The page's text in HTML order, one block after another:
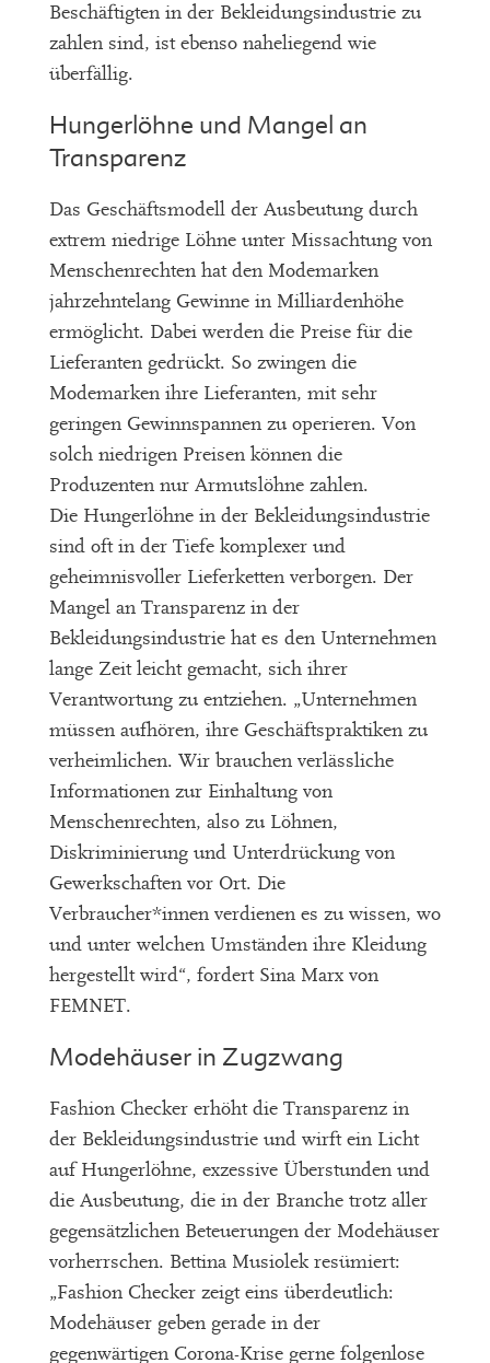
Beschäftigten in der Bekleidungsindustrie zu
zahlen sind, ist ebenso naheliegend wie
überfällig.
Hungerlöhne und Mangel an
Transparenz
Das Geschäftsmodell der Ausbeutung durch
extrem niedrige Löhne unter Missachtung von
Menschenrechten hat den Modemarken
jahrzehntelang Gewinne in Milliardenhöhe
ermöglicht. Dabei werden die Preise für die
Lieferanten gedrückt. So zwingen die
Modemarken ihre Lieferanten, mit sehr
geringen Gewinnspannen zu operieren. Von
solch niedrigen Preisen können die
Produzenten nur Armutslöhne zahlen.
Die Hungerlöhne in der Bekleidungsindustrie
sind oft in der Tiefe komplexer und
geheimnisvoller Lieferketten verborgen. Der
Mangel an Transparenz in der
Bekleidungsindustrie hat es den Unternehmen
lange Zeit leicht gemacht, sich ihrer
Verantwortung zu entziehen. „Unternehmen
müssen aufhören, ihre Geschäftspraktiken zu
verheimlichen. Wir brauchen verlässliche
Informationen zur Einhaltung von
Menschenrechten, also zu Löhnen,
Diskriminierung und Unterdrückung von
Gewerkschaften vor Ort. Die
Verbraucher*innen verdienen es zu wissen, wo
und unter welchen Umständen ihre Kleidung
hergestellt wird“, fordert Sina Marx von
FEMNET.
Modehäuser in Zugzwang
Fashion Checker erhöht die Transparenz in
der Bekleidungsindustrie und wirft ein Licht
auf Hungerlöhne, exzessive Überstunden und
die Ausbeutung, die in der Branche trotz aller
gegensätzlichen Beteuerungen der Modehäuser
vorherrschen. Bettina Musiolek resümiert:
„Fashion Checker zeigt eins überdeutlich:
Modehäuser geben gerade in der
gegenwärtigen Corona-Krise gerne folgenlose